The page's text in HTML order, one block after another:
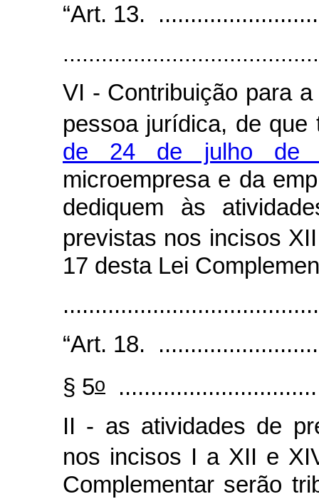
“Art. 13.
VI - Contribuição para
pessoa jurídica, de
de 24 de julho de
microempresa e da
dediquem às
previstas nos incisos
17 desta Lei
“Art. 18.
§ 5o
II - as atividades de
nos incisos I a XII e
Complementar serão